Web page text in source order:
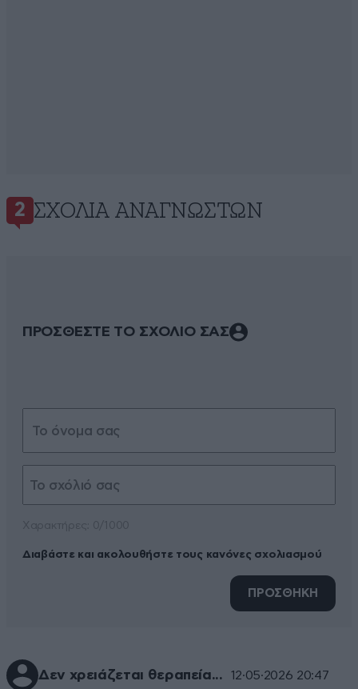
2 ΣΧΌΛΙΑ ΑΝΑΓΝΩΣΤΏΝ
ΠΡΟΣΘΕΣΤΕ ΤΟ ΣΧΟΛΙΟ ΣΑΣ
Διαβάστε και ακολουθήστε τους κανόνες σχολιασμού
ΠΡΟΣΘΗΚΗ
Δεν χρειάζεται θεραπεία... 12·05·2026 20:47